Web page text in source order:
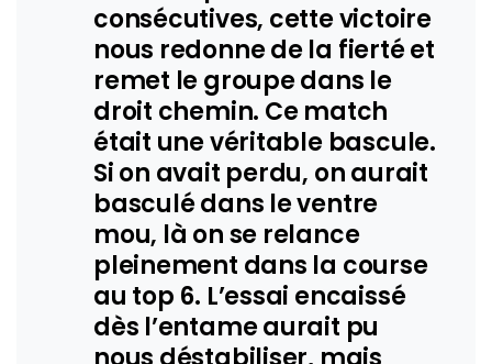
consécutives, cette victoire
nous redonne de la fierté et
remet le groupe dans le
droit chemin. Ce match
était une véritable bascule.
Si on avait perdu, on aurait
basculé dans le ventre
mou, là on se relance
pleinement dans la course
au top 6. L’essai encaissé
dès l’entame aurait pu